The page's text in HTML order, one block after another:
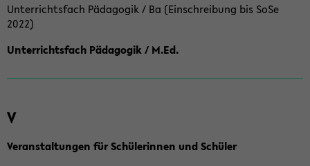
Unterrichtsfach Pädagogik / Ba (Einschreibung bis SoSe
2022)
Unterrichtsfach Pädagogik / M.Ed.
V
Veranstaltungen für Schülerinnen und Schüler